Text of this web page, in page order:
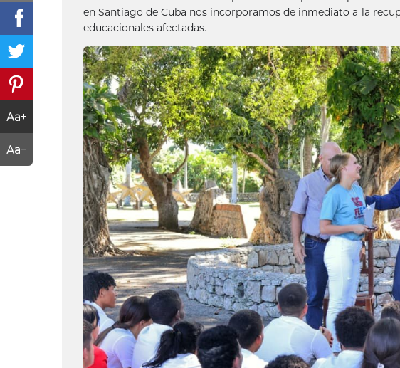
en Santiago de Cuba nos incorporamos de inmediato a la
educacionales afectadas.